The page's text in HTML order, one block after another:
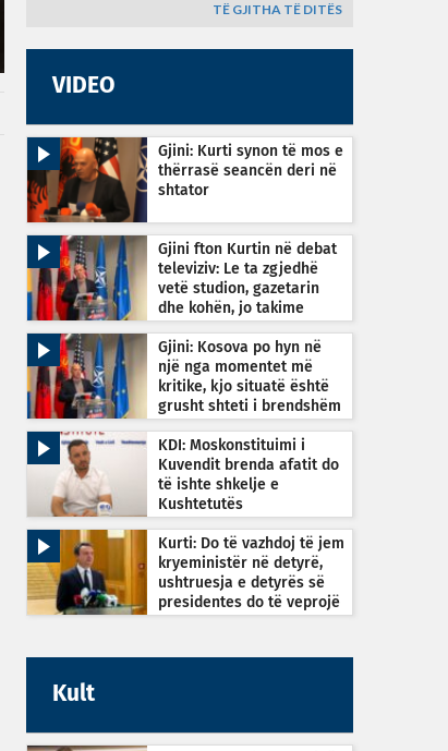
TË GJITHA TË DITËS
VIDEO
Gjini: Kurti synon të mos e
thërrasë seancën deri në
shtator
Gjini fton Kurtin në debat
televiziv: Le ta zgjedhë
vetë studion, gazetarin
dhe kohën, jo takime
Gjini: Kosova po hyn në
një nga momentet më
kritike, kjo situatë është
grusht shteti i brendshëm
KDI: Moskonstituimi i
Kuvendit brenda afatit do
të ishte shkelje e
Kushtetutës
Kurti: Do të vazhdoj të jem
kryeministër në detyrë,
ushtruesja e detyrës së
presidentes do të veprojë
Kult